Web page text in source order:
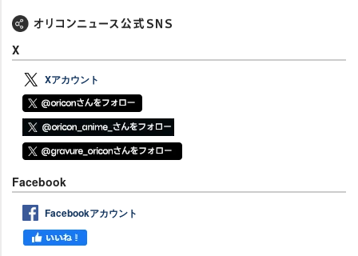
X
Xアカウント
Facebook
Facebookアカウント